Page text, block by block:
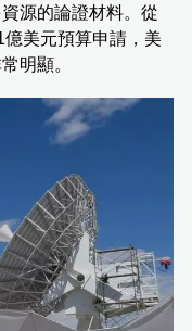
源的論證材料。從
美元預算申請，美
明顯。